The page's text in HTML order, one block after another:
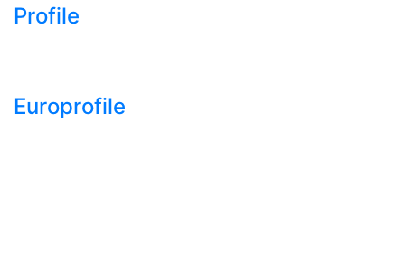
Profile
Europrofile